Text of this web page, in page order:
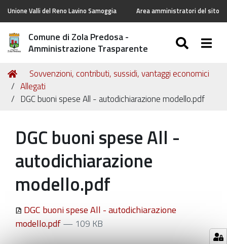
Unione Valli del Reno Lavino Samoggia Area amministratori del sito
Comune di Zola Predosa -
Amministrazione Trasparente
Tu
sei
qui:
Home
Sovvenzioni, contributi, sussidi, vantaggi economici
Allegati
DGC buoni spese All - autodichiarazione modello.pdf
DGC buoni spese All -
autodichiarazione
modello.pdf
DGC buoni spese All - autodichiarazione
modello.pdf— 109 KB